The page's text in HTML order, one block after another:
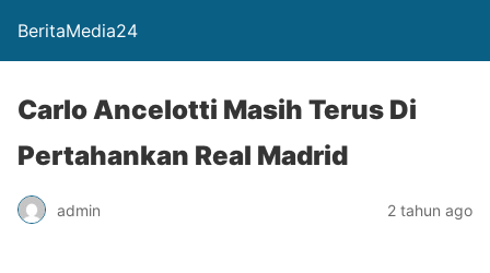
BeritaMedia24
Carlo Ancelotti Masih Terus Di
Pertahankan Real Madrid
admin 2 tahun ago